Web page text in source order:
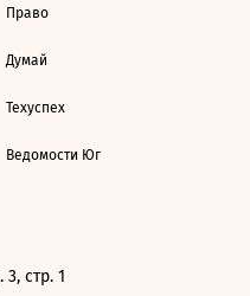
Право
Думай
Техуспех
Ведомости Юг
стр. 1